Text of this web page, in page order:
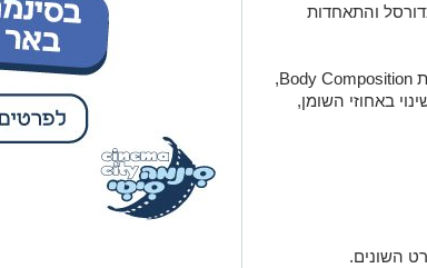
והתאחדות
במסגרת מרפאת הספורט ניתן לבצע בדיקת השלמה שנקראת Body Composition,
באחוזי השומן,
השונים.